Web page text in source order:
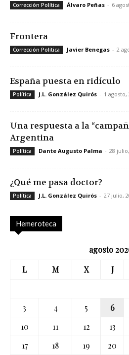
Corrección Política Álvaro Peñas - 6
Frontera
Corrección Política Javier Benegas - 2
España puesta en ridículo
Política J.L. González Quirós - 1 agosto,
Una respuesta a la
Argentina
Política Dante Augusto Palma - 28
¿Qué me pasa doctor?
Política J.L. González Quirós - 27 julio,
Hemeroteca
agosto
L
M X J
3
4 5 6
10
11 12 13
17
18 19 20